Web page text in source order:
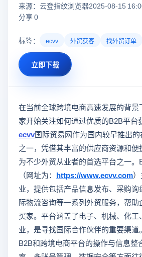
来源：云登指纹浏览器2025-08-15
分享 0
标签： ecvv 外贸获客 找外贸订单
立即下载
在当前全球跨境电商高速发展的背景
家开始关注如何通过优质的B2B平台
ecvv国际贸易网作为国内较早推出
之一，凭借其丰富的供应商资源和
为不少外贸从业者的首选平台之一。
（网址为： https://www.ecvv.com
业，提供包括产品信息发布、采购询
际物流咨询等一系列外贸服务，帮
买家。平台涵盖了电子、机械、化
业，是寻找国际合作伙伴的重要渠
B2B和跨境电商平台的操作与信息整